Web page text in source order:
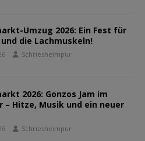
Umzug 2026: Ein Fest für
und die Lachmuskeln!
Schriesheimpur
2026: Gonzos Jam im
– Hitze, Musik und ein neuer
Schriesheimpur